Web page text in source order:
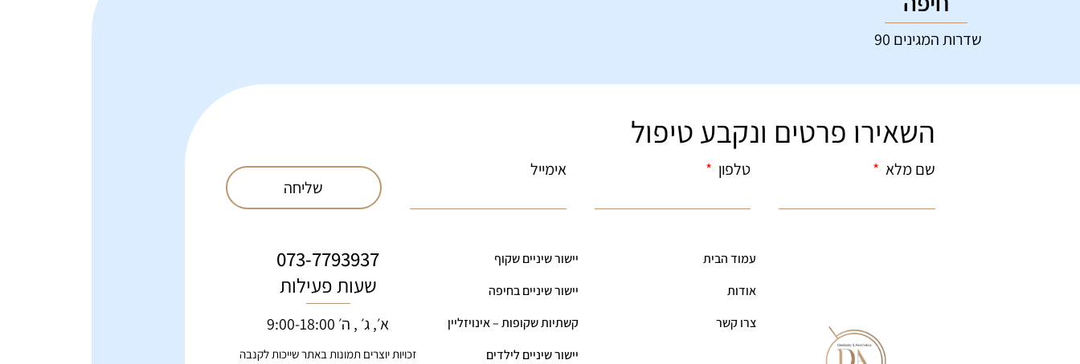
שדרות המגינים 90
השאירו פרטים ונקבע טיפול
שם מלא טלפון
אימייל
שליחה
עמוד הבית
אודות
צרו קשר
יישור שיניים שקוף
יישור שיניים בחיפה
קשתיות שקופות – אינויזליין
יישור שיניים לילדים
073-7793937
שעות פעילות
א׳, ג׳ , ה׳ 9:00-18:00
זכויות יוצרים תמונות באתר שייכות לקנבה